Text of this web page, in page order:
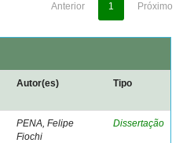
Anterior 1 Próximo
Autor(es) Tipo
PENA, Felipe
Fiochi
Dissertação